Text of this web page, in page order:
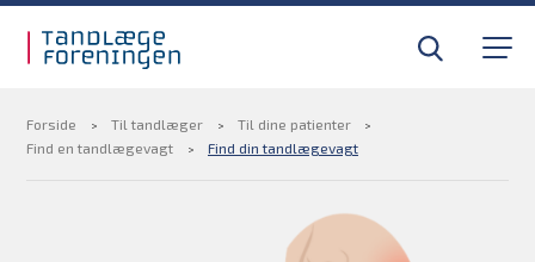
Til tandlæger
Medlemsfordele
Forside Til tandlæger
Til dine patienter
Find en tandlægevagt
Find din tandlægevagt